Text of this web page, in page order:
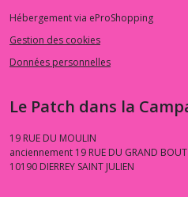
Hébergement via eProShopping
Gestion des cookies
Données personnelles
Le Patch dans la
19 RUE DU MOULIN
anciennement 19 RUE DU GRAND BOUT
10190 DIERREY SAINT JULIEN